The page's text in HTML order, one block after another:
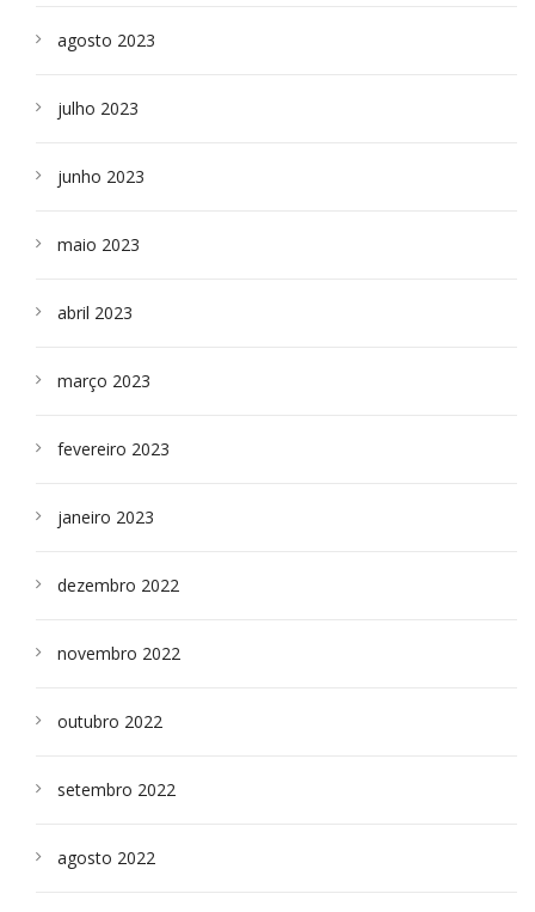
agosto 2023
julho 2023
junho 2023
maio 2023
abril 2023
março 2023
fevereiro 2023
janeiro 2023
dezembro 2022
novembro 2022
outubro 2022
setembro 2022
agosto 2022